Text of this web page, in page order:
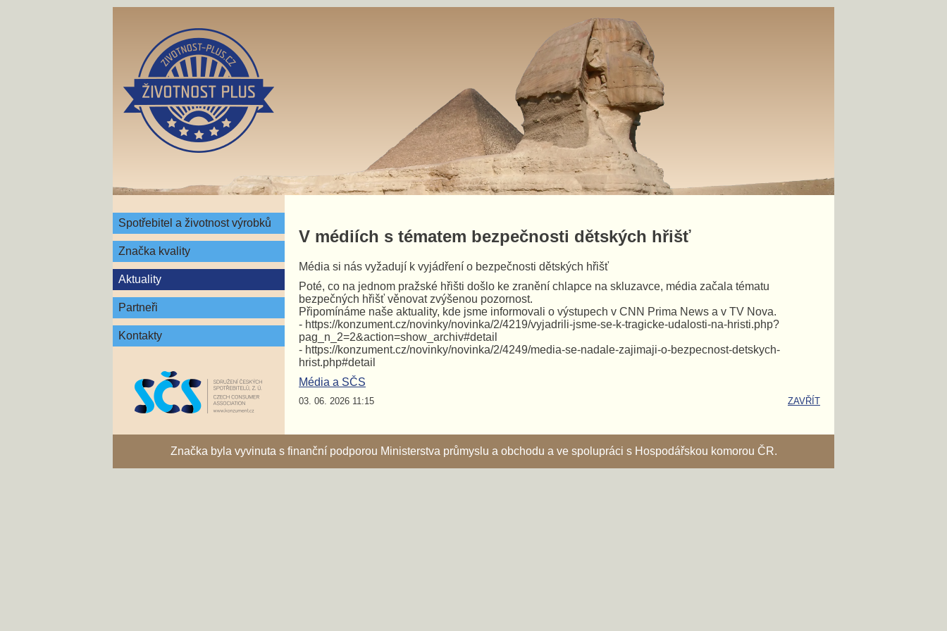
Spotřebitel a životnost výrobků
Značka kvality
Aktuality
Partneři
Kontakty
V médiích s tématem bezpečnosti dětských hřišť
Média si nás vyžadují k vyjádření o bezpečnosti dětských hřišť
Poté, co na jednom pražské hřišti došlo ke zranění chlapce na skluzavce, média začala tématu
bezpečných hřišť věnovat zvýšenou pozornost.
Připomínáme naše aktuality, kde jsme informovali o výstupech v CNN Prima News a v TV Nova.
- https://konzument.cz/novinky/novinka/2/4219/vyjadrili-jsme-se-k-tragicke-udalosti-na-hristi.php?
pag_n_2=2&action=show_archiv#detail
- https://konzument.cz/novinky/novinka/2/4249/media-se-nadale-zajimaji-o-bezpecnost-detskych-
hrist.php#detail
Média a SČS
ZAVŘÍT
03. 06. 2026 11:15
Značka byla vyvinuta s finanční podporou Ministerstva průmyslu a obchodu a ve spolupráci s Hospodářskou komorou ČR.